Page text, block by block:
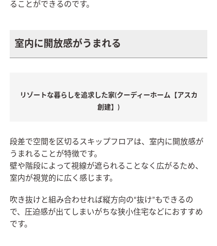
ることができるのです。
室内に開放感がうまれる
リゾートな暮らしを追求した家(クーディーホーム【アスカ
創建】)
段差で空間を区切るスキップフロアは、室内に開放感が
うまれることが特徴です。
壁や階段によって視線が遮られることなく広がるため、
室内が視覚的に広く感じます。
吹き抜けと組み合わせれば縦方向の“抜け”もできるの
で、圧迫感が出てしまいがちな狭小住宅などにおすすめ
です。